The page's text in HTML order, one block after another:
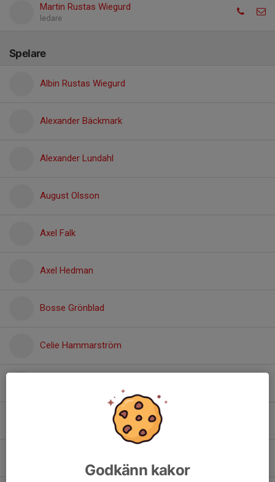
Martin Rustas Wiegurd
ledare
Spelare
Albin Rustas Wiegurd
Alexander Bäckmark
Alexander Lundahl
August Olsson
Axel Falk
Axel Hedman
Bosse Grönblad
Celie Hammarström
Godkänn kakor